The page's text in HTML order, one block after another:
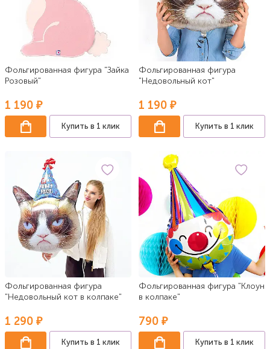
Фольгированная фигура "Зайка
Розовый"
1 190 ₽
Купить в 1 клик
Фольгированная фигура
"Недовольный кот"
1 190 ₽
Купить в 1 клик
Фольгированная фигура
"Недовольный кот в колпаке"
1 290 ₽
Купить в 1 клик
Фольгированная фигура "Клоун
в колпаке"
790 ₽
Купить в 1 клик